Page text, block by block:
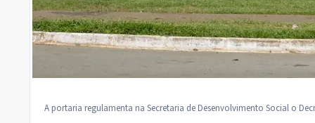
A portaria regulamenta na Secretaria de Desenvolvimento Social o